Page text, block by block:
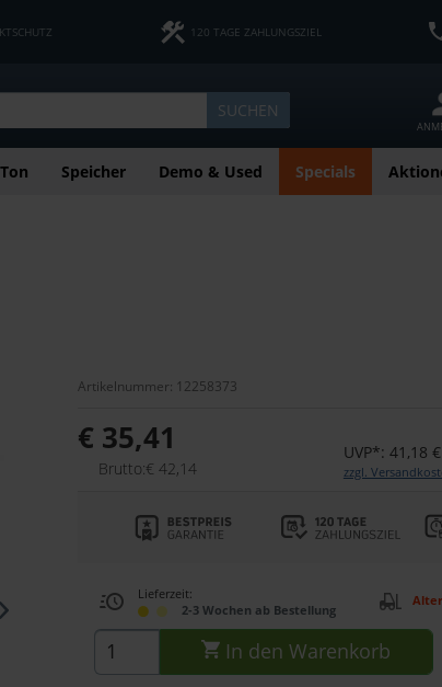
120 TAGE ZAHLUNGSZIEL
SUCHEN
Ton Speicher Demo & Used Specials
Artikelnummer: 12258373
€ 35,41
Brutto:€ 42,14
UVP*: 41,18 €
zzgl.
Lieferzeit:
2-3 Wochen ab Bestellung
In den Warenkorb